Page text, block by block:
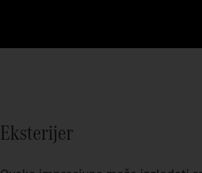
Eksterijer